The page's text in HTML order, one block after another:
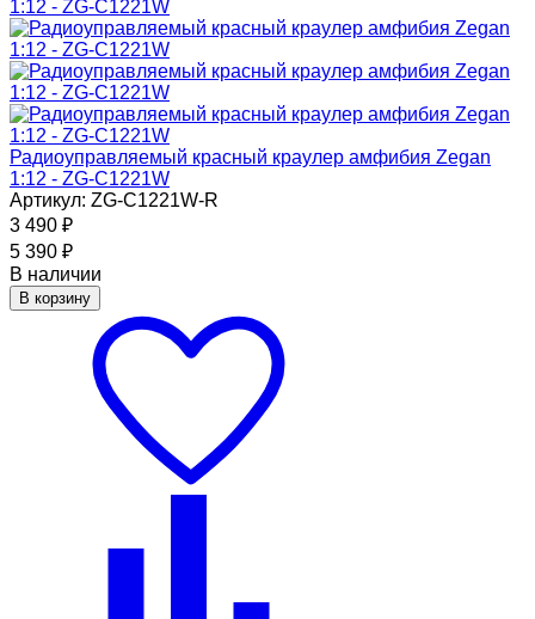
Радиоуправляемый красный краулер амфибия Zegan
1:12 - ZG-C1221W
Артикул: ZG-C1221W-R
3 490 ₽
5 390 ₽
В наличии
В корзину